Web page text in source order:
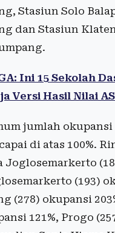
Stasiun Solo
dan Stasiun
Ini 15 Sekolah
Versi Hasil Nilai
jumlah
di atas 100%.
Joglosemarkerto
(193)
(278) okupansi
121%, Progo